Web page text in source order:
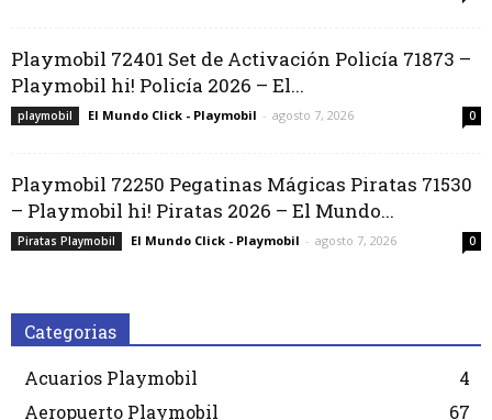
Playmobil 72401 Set de Activación Policía 71873 –
Playmobil hi! Policía 2026 – El...
playmobil El Mundo Click - Playmobil - agosto 7, 2026 0
Playmobil 72250 Pegatinas Mágicas Piratas 71530
– Playmobil hi! Piratas 2026 – El Mundo...
Piratas Playmobil El Mundo Click - Playmobil - agosto 7, 2026 0
Categorias
Acuarios Playmobil
4
Aeropuerto Playmobil
67